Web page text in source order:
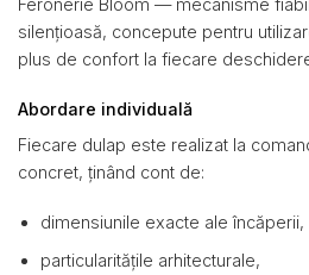
Feronerie Bloom — mecanisme
silențioasă, concepute pentru
plus de confort la fiecare
Abordare individuală
Fiecare dulap este realizat la
concret, ținând cont de:
dimensiunile exacte ale încăperii,
particularitățile arhitecturale,